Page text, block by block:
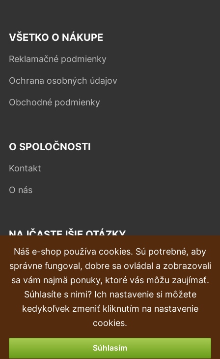
VŠETKO O NÁKUPE
Reklamačné podmienky
Ochrana osobných údajov
Obchodné podmienky
O SPOLOČNOSTI
Kontakt
O nás
NAJČASTEJŠIE OTÁZKY
Reklamácia
Doprava a doručenie
Objednávka
Vrátenie tovaru & vrátenie peňazí
Náš e-shop používa cookies. Sú potrebné, aby
správne fungoval, dobre sa ovládal a zobrazovali
sa vám najmä ponuky, ktoré vás môžu zaujímať.
Súhlasíte s nimi? Ich nastavenie si môžete
kedykoľvek zmeniť kliknutím na nastavenie
cookies.
Súhlasím